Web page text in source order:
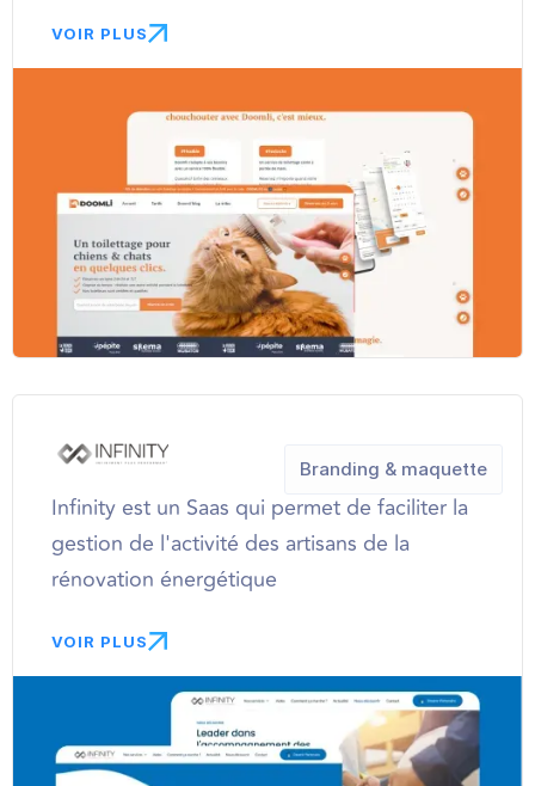
VOIR PLUS
Infinity est un Saas qui permet de faciliter la
gestion de l'activité des artisans de la
rénovation énergétique
VOIR PLUS
Branding & maquette